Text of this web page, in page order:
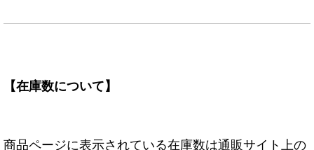
【在庫数について】
商品ページに表示されている在庫数は通販サイト上の